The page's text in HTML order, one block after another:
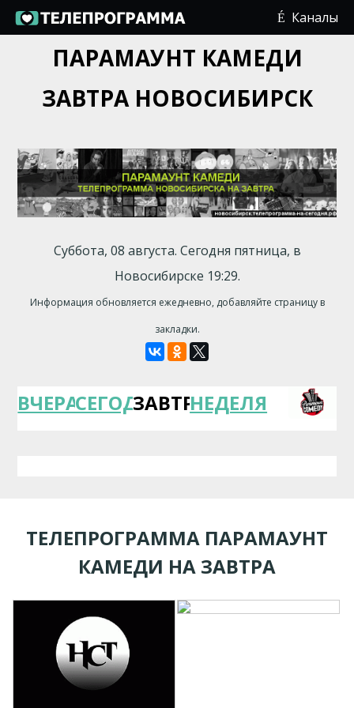
Каналы
ПАРАМАУНТ КАМЕДИ
ЗАВТРА НОВОСИБИРСК
Суббота, 08 августа. Сегодня пятница, в
Новосибирске 19:29.
Информация обновляется ежедневно, добавляйте страницу в
закладки.
ВЧЕРАСЕГОДНЯЗАВТРАНЕДЕЛЯ
ТЕЛЕПРОГРАММА ПАРАМАУНТ
КАМЕДИ НА ЗАВТРА